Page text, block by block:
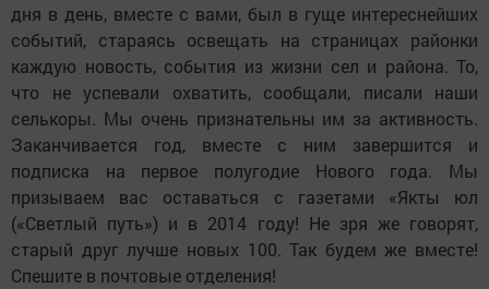
дня в день, вместе с вами, был в гуще интереснейших
событий, стараясь освещать на страницах районки
каждую новость, события из жизни сел и района. То,
что не успевали охватить, сообщали, писали наши
селькоры. Мы очень признательны им за активность.
Заканчивается год, вместе с ним завершится и
подписка на первое полугодие Нового года. Мы
призываем вас оставаться с газетами «Якты юл
(«Светлый путь») и в 2014 году! Не зря же говорят,
старый друг лучше новых 100. Так будем же вместе!
Спешите в почтовые отделения!